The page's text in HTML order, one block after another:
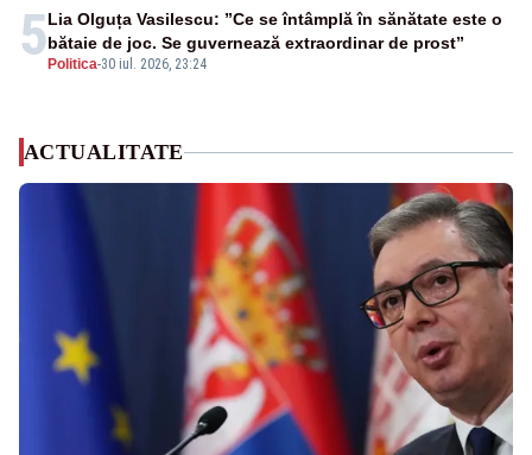
5 Politica-30 iul. 2026, 23:24
Lia Olguța Vasilescu: ”Ce se întâmplă în sănătate este o
bătaie de joc. Se guvernează extraordinar de prost”
ACTUALITATE